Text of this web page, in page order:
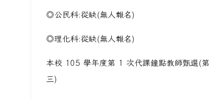
◎公民科:從缺(無人報名)
◎理化科:從缺(無人報名)
本校 105 學年度第 1 次代課鐘點教師甄選(
三)